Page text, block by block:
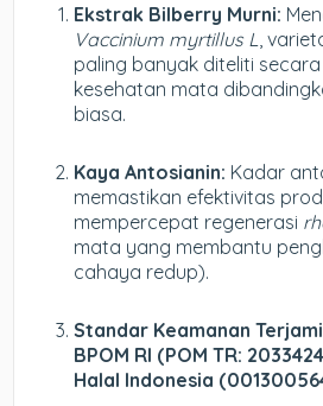
Ekstrak Bilberry Murni:
Vaccinium myrtillus L ,
paling banyak diteliti secara
kesehatan mata
biasa.
Kaya Antosianin: Kadar
memastikan efektivitas
mempercepat regenerasi
mata yang membantu
cahaya redup).
Standar Keamanan
BPOM RI (POM TR:
Halal Indonesia